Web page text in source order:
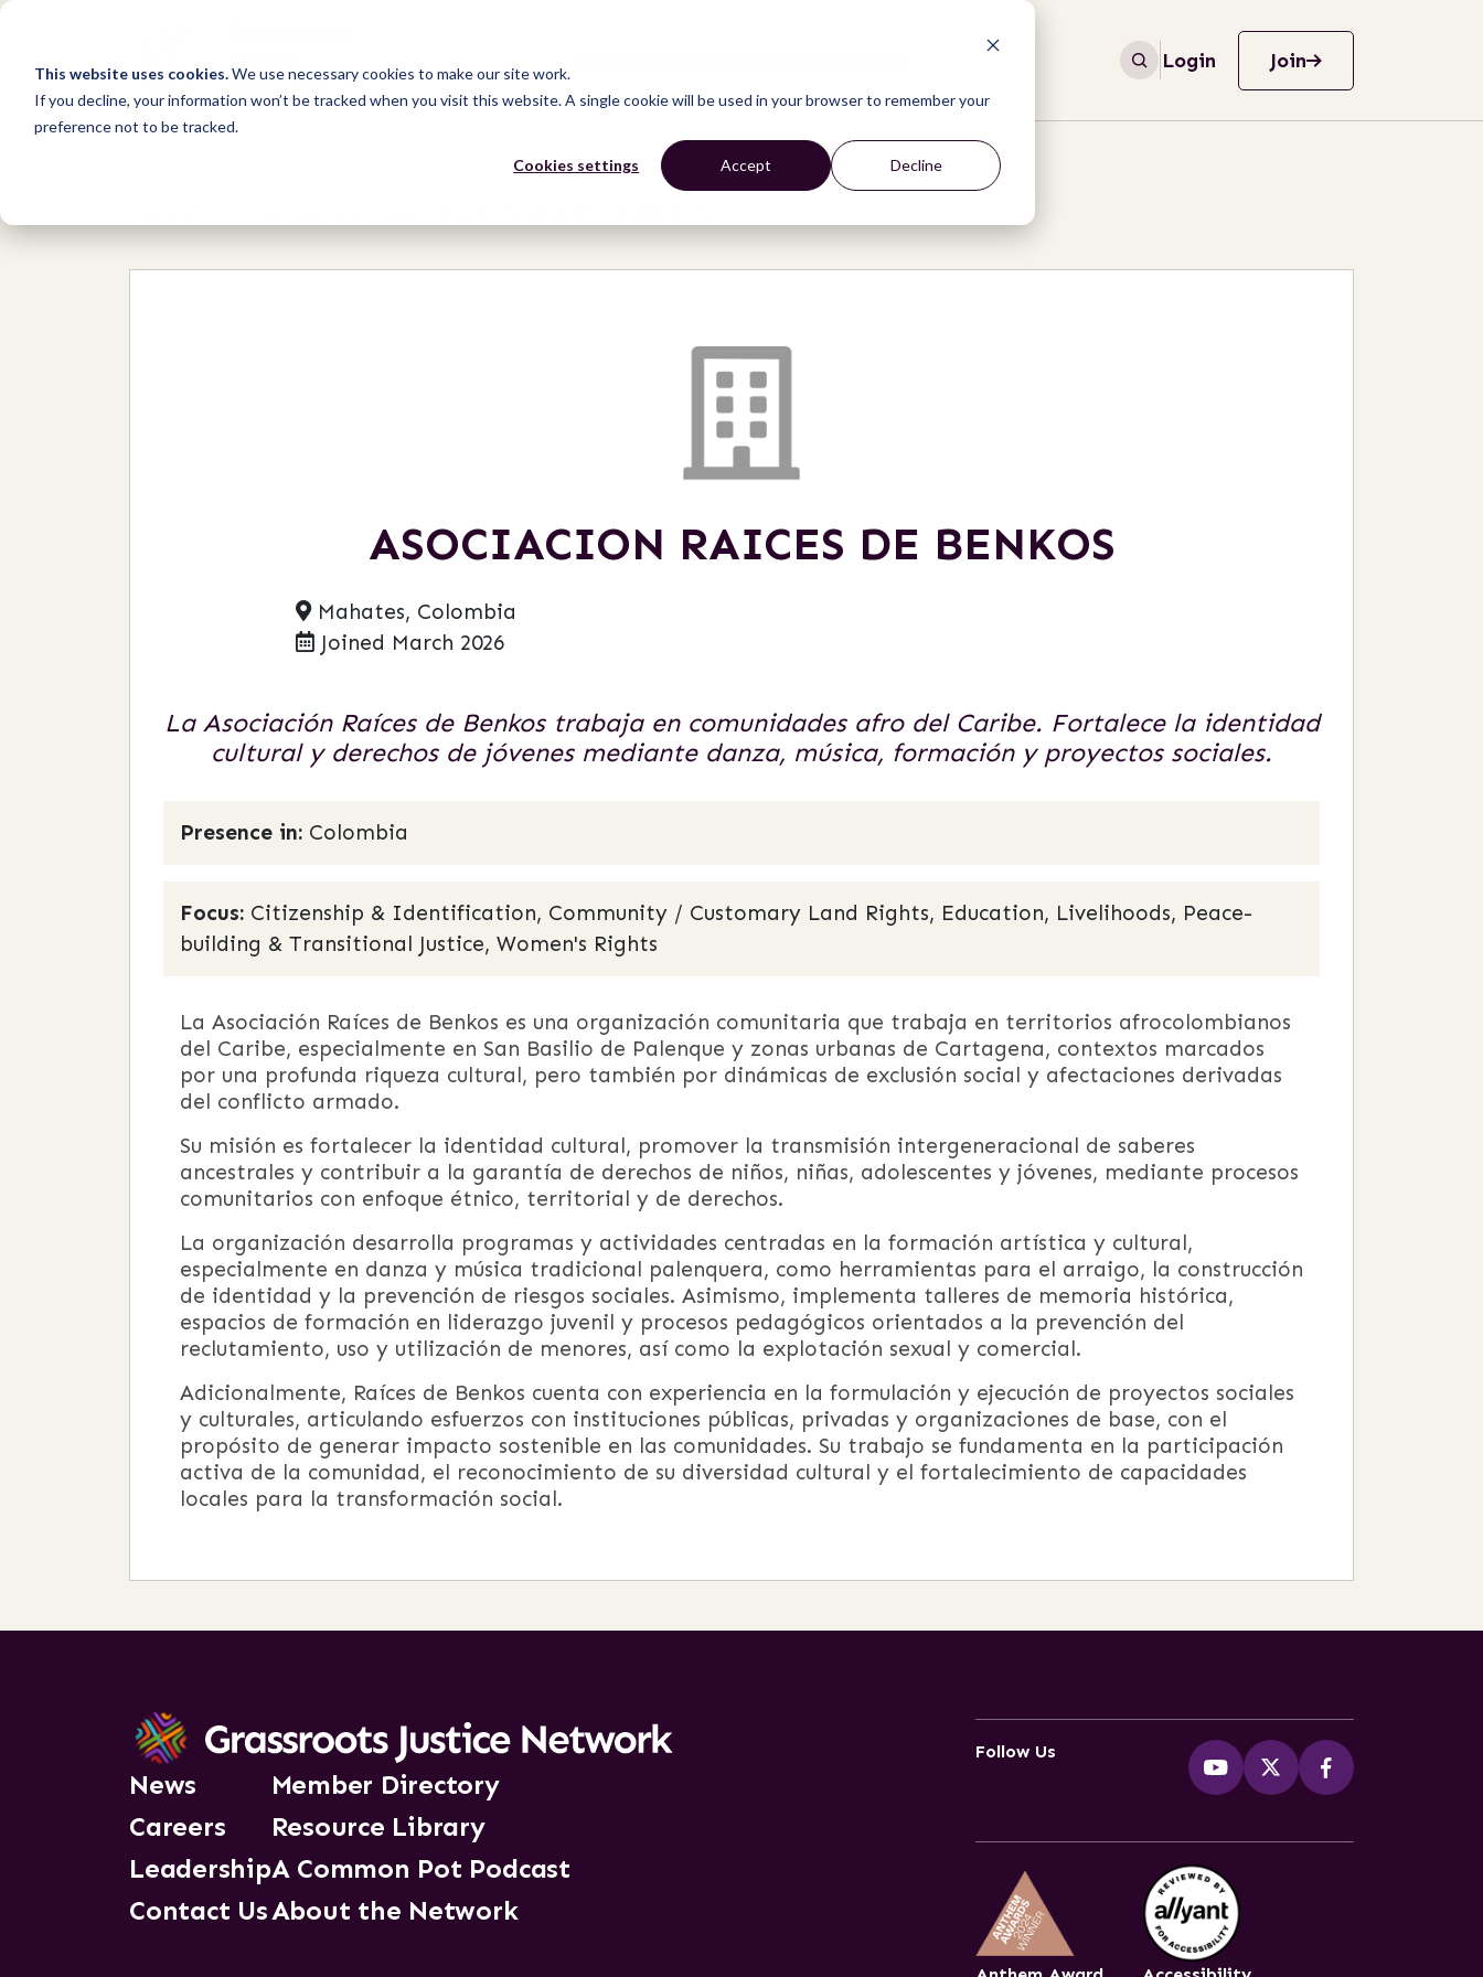
This website uses cookies.We use necessary cookies to make our site work.
If you decline, your information won’t be tracked when you visit this website. A single cookie will be used in your browser to remember your
preference not to be tracked.
Cookies settings Accept Decline
Login Join
ASOCIACION RAICES DE BENKOS
Mahates, Colombia
Joined March 2026
La Asociación Raíces de Benkos trabaja en comunidades afro del Caribe. Fortalece la identidad
cultural y derechos de jóvenes mediante danza, música, formación y proyectos sociales.
Presence in: Colombia
Focus: Citizenship & Identification, Community / Customary Land Rights, Education, Livelihoods, Peace-
building & Transitional Justice, Women's Rights
La Asociación Raíces de Benkos es una organización comunitaria que trabaja en territorios afrocolombianos
del Caribe, especialmente en San Basilio de Palenque y zonas urbanas de Cartagena, contextos marcados
por una profunda riqueza cultural, pero también por dinámicas de exclusión social y afectaciones derivadas
del conflicto armado.
Su misión es fortalecer la identidad cultural, promover la transmisión intergeneracional de saberes
ancestrales y contribuir a la garantía de derechos de niños, niñas, adolescentes y jóvenes, mediante procesos
comunitarios con enfoque étnico, territorial y de derechos.
La organización desarrolla programas y actividades centradas en la formación artística y cultural,
especialmente en danza y música tradicional palenquera, como herramientas para el arraigo, la construcción
de identidad y la prevención de riesgos sociales. Asimismo, implementa talleres de memoria histórica,
espacios de formación en liderazgo juvenil y procesos pedagógicos orientados a la prevención del
reclutamiento, uso y utilización de menores, así como la explotación sexual y comercial.
Adicionalmente, Raíces de Benkos cuenta con experiencia en la formulación y ejecución de proyectos sociales
y culturales, articulando esfuerzos con instituciones públicas, privadas y organizaciones de base, con el
propósito de generar impacto sostenible en las comunidades. Su trabajo se fundamenta en la participación
activa de la comunidad, el reconocimiento de su diversidad cultural y el fortalecimiento de capacidades
locales para la transformación social.
News
Careers
Leadership
Contact Us
Member Directory
Resource Library
A Common Pot Podcast
About the Network
Follow Us